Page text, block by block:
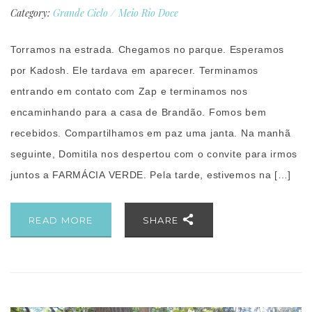
Category: Grande Ciclo / Meio Rio Doce
Torramos na estrada. Chegamos no parque. Esperamos
por Kadosh. Ele tardava em aparecer. Terminamos
entrando em contato com Zap e terminamos nos
encaminhando para a casa de Brandão. Fomos bem
recebidos. Compartilhamos em paz uma janta. Na manhã
seguinte, Domitila nos despertou com o convite para irmos
juntos a FARMÁCIA VERDE. Pela tarde, estivemos na […]
READ MORE SHARE